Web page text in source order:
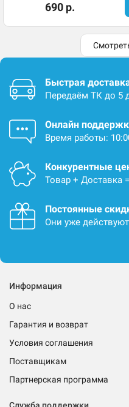
690 р.
Быстрая
Передаём ТК до 5
Онлайн
Время работы:
Конкурентные
Товар + Доставка
Постоянные
Они уже действуют
Информация
О нас
Гарантия и возврат
Условия соглашения
Поставщикам
Партнерская программа